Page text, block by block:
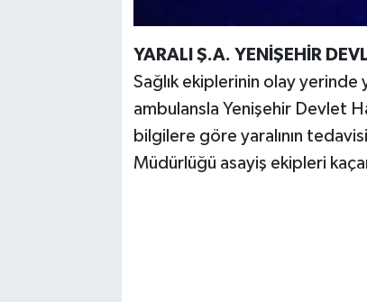
YARALI Ş.A. YENİŞEHİR
Sağlık ekiplerinin olay yerinde
ambulansla Yenişehir Devlet
bilgilere göre yaralının
Müdürlüğü asayiş ekipleri